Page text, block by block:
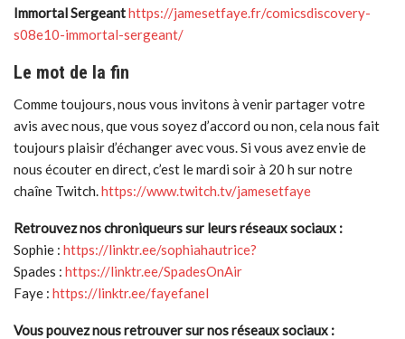
Immortal Sergeanthttps://jamesetfaye.fr/comicsdiscovery-
s08e10-immortal-sergeant/
Le mot de la fin
Comme toujours, nous vous invitons à venir partager votre
avis avec nous, que vous soyez d’accord ou non, cela nous fait
toujours plaisir d’échanger avec vous. Si vous avez envie de
nous écouter en direct, c’est le mardi soir à 20 h sur notre
chaîne Twitch.https://www.twitch.tv/jamesetfaye
Retrouvez nos chroniqueurs sur leurs réseaux sociaux :
Sophie : https://linktr.ee/sophiahautrice?
Spades : https://linktr.ee/SpadesOnAir
Faye : https://linktr.ee/fayefanel
Vous pouvez nous retrouver sur nos réseaux sociaux :